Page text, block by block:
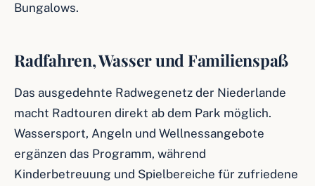
Bungalows.
Radfahren, Wasser und Familienspaß
Das ausgedehnte Radwegenetz der Niederlande
macht Radtouren direkt ab dem Park möglich.
Wassersport, Angeln und Wellnessangebote
ergänzen das Programm, während
Kinderbetreuung und Spielbereiche für zufriedene